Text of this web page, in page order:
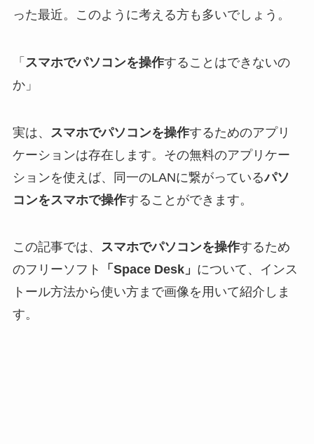
った最近。このように考える方も多いでしょう。
「 スマホでパソコンを操作することはできないの
か」
実は、 スマホでパソコンを操作するためのアプリ
ケーションは存在します。その無料のアプリケー
ションを使えば、同一のLANに繋がっているパソ
コンをスマホで操作することができます。
この記事では、 スマホでパソコンを操作するため
のフリーソフト
「Space Desk」 について、インス
トール方法から使い方まで画像を用いて紹介しま
す。